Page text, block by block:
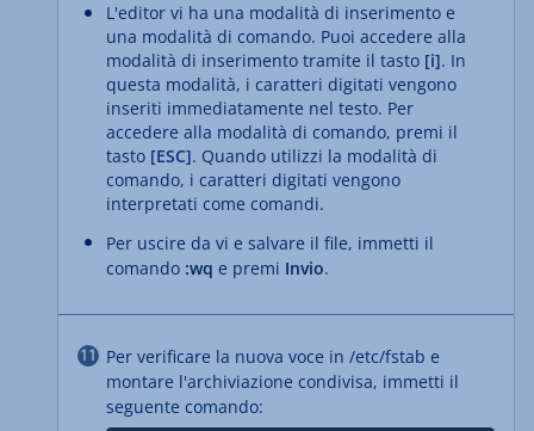
L'editor vi ha una modalità di inserimento e
una modalità di comando. Puoi accedere alla
modalità di inserimento tramite il tasto [i]. In
questa modalità, i caratteri digitati vengono
inseriti immediatamente nel testo. Per
accedere alla modalità di comando, premi il
tasto [ESC]. Quando utilizzi la modalità di
comando, i caratteri digitati vengono
interpretati come comandi.
Per uscire da vi e salvare il file, immetti il
comando :wq e premi Invio.
Per verificare la nuova voce in /etc/fstab e
montare l'archiviazione condivisa, immetti il
seguente comando: